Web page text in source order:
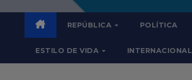
REPÚBLICA POLÍTICA
ESTILO DE VIDA INTERNACIONAL